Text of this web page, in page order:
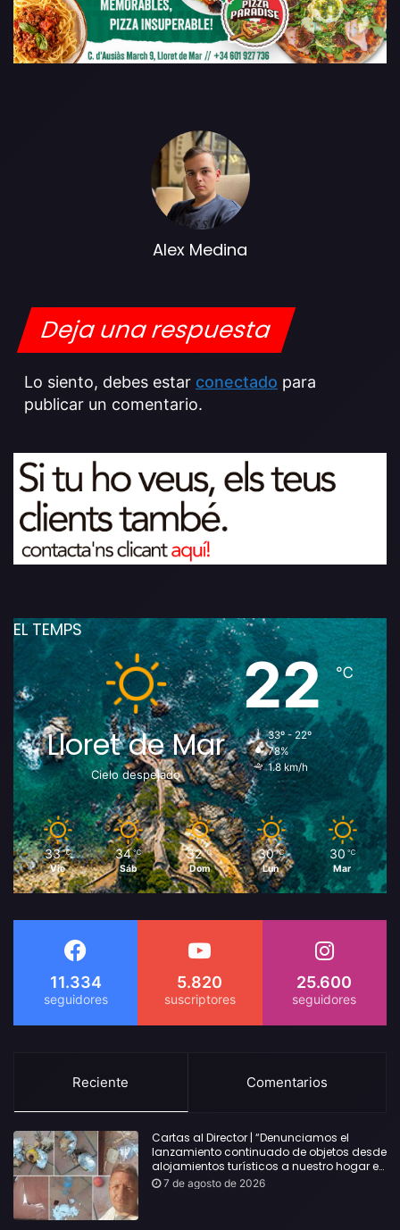
Alex Medina
Deja una respuesta
Lo siento, debes estar conectado para
publicar un comentario.
EL TEMPS
Lloret de Mar
Cielo despejado
22℃
33º - 22º
78%
1.8 km/h
33 ℃
Vie
34 ℃
Sáb
32 ℃
Dom
30 ℃
Lun
30 ℃
Mar
11.334 5.820 25.600
Reciente Comentarios
Cartas al Director | “Denunciamos el
lanzamiento continuado de objetos desde
alojamientos turísticos a nuestro hogar en
Lloret: Podría haber causado una
7 de agosto de 2026